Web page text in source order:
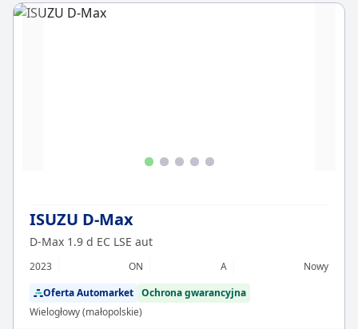
ISUZU D-Max
D-Max 1.9 d EC LSE aut
2023 ON A
Nowy
Oferta Automarket Ochrona gwarancyjna
Wielogłowy (małopolskie)